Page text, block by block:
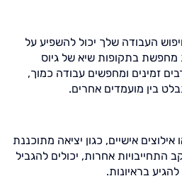
העבודה שלך יכול להשפיע על
בתקופות שיא של גיוס
זמינים ומחפשים עבודה כמוך,
בין מועמדים אחרים.
אילוצים אישיים, כגון יציאה מתוכננת
התחייבויות אחרות, יכולים להגביל
בראיונות.